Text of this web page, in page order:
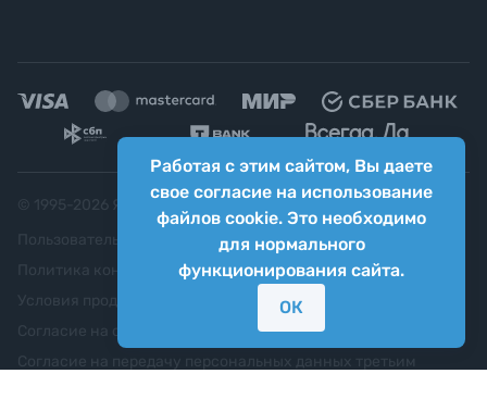
Работая с этим сайтом, Вы даете
свое согласие на использование
файлов cookie. Это необходимо
для нормального
функционирования сайта.
ОК
Яркий фотомаркет ("Яркий Мир")
Пользовательское соглашение
Политика конфиденциальности
Согласие на обработку персональных данных
Согласие на передачу персональных данных третьим